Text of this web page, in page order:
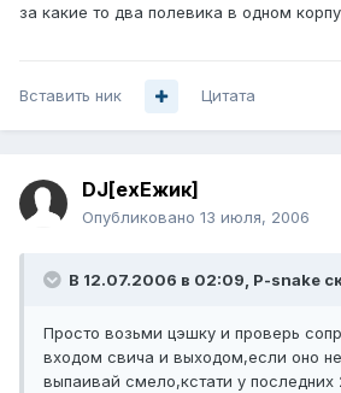
за какие то два полевика в одном
Вставить ник Цитата
DJ[exЕжик]
Опубликовано 13 июля, 2006
В 12.07.2006 в 02:09, P-snake
Просто возьми цэшку и проверь
входом свича и выходом,если оно
выпаивай смело,кстати у последних